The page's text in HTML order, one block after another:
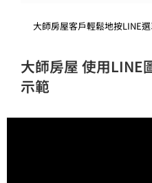
大師房屋客戶輕鬆地按LINE
大師房屋 使用LINE
示範